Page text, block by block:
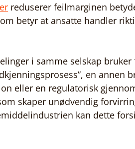
reduserer feilmarginen
betyr at ansatte handler
i samme selskap
en annen
eller en regulatorisk
skaper unødvendig
kan dette